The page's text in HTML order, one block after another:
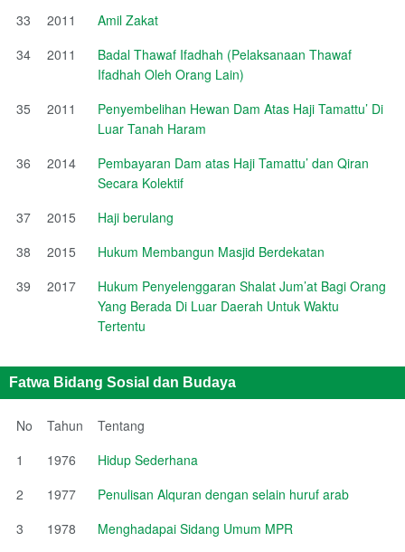
33 2011
Amil Zakat
34
2011
Badal Thawaf Ifadhah (Pelaksanaan Thawaf
Ifadhah Oleh Orang Lain)
35
2011
Penyembelihan Hewan Dam Atas Haji Tamattu’ Di
Luar Tanah Haram
36
2014
Pembayaran Dam atas Haji Tamattu’ dan Qiran
Secara Kolektif
37
2015
Haji berulang
38
2015
Hukum Membangun Masjid Berdekatan
39
2017
Hukum Penyelenggaran Shalat Jum’at Bagi Orang
Yang Berada Di Luar Daerah Untuk Waktu
Tertentu
Fatwa Bidang Sosial dan Budaya
No Tahun
Tentang
1
1976
Hidup Sederhana
2
1977
Penulisan Alquran dengan selain huruf arab
3
1978
Menghadapai Sidang Umum MPR